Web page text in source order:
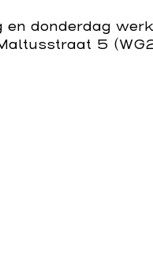
en donderdag
5